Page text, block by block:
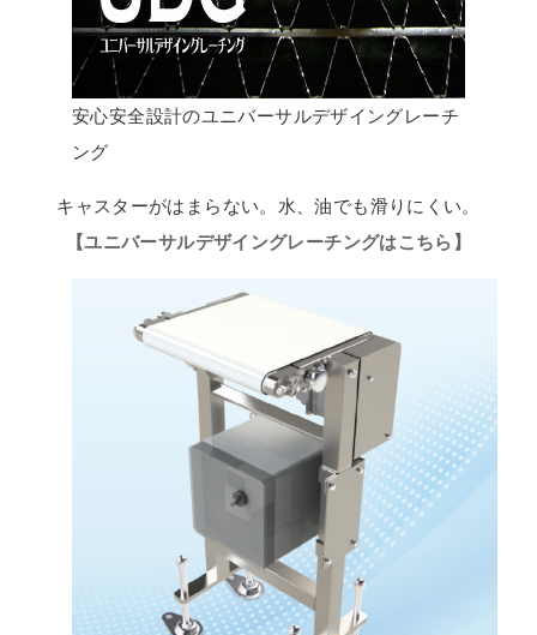
安心安全設計のユニバーサルデザイングレーチ
ング
キャスターがはまらない。水、油でも滑りにくい。
【ユニバーサルデザイングレーチングはこちら】